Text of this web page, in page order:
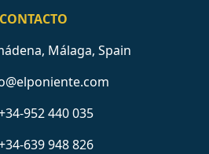
CONTACTO
Málaga, Spain
952 440 035
639 948 826